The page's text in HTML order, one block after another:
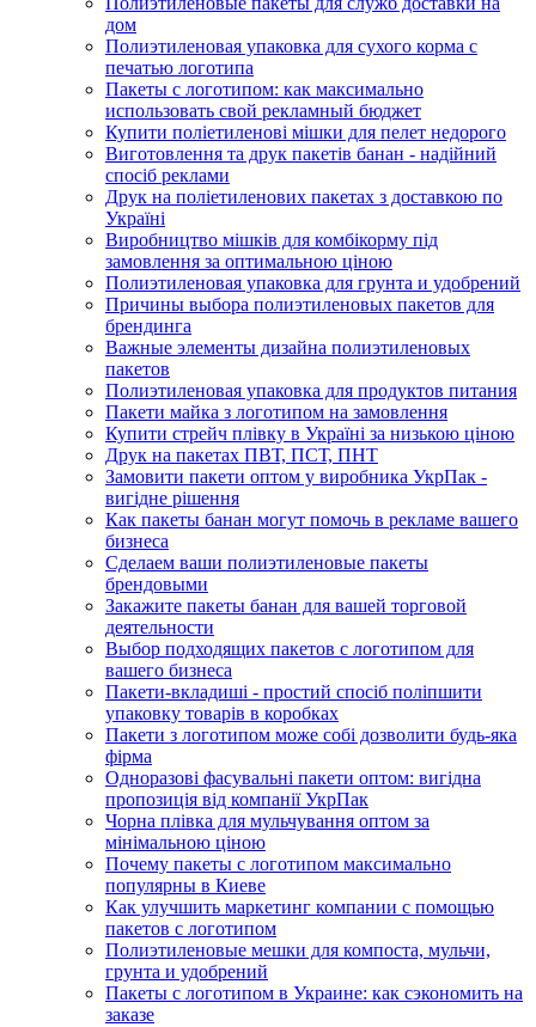
дом
Полиэтиленовая упаковка для сухого корма с
печатью логотипа
Пакеты с логотипом: как максимально
использовать свой рекламный бюджет
Купити поліетиленові мішки для пелет недорого
Виготовлення та друк пакетів банан - надійний
спосіб реклами
Друк на поліетиленових пакетах з доставкою по
Україні
Виробництво мішків для комбікорму під
замовлення за оптимальною ціною
Полиэтиленовая упаковка для грунта и удобрений
Причины выбора полиэтиленовых пакетов для
брендинга
Важные элементы дизайна полиэтиленовых
пакетов
Полиэтиленовая упаковка для продуктов питания
Пакети майка з логотипом на замовлення
Купити стрейч плівку в Україні за низькою ціною
Друк на пакетах ПВТ, ПСТ, ПНТ
Замовити пакети оптом у виробника УкрПак -
вигідне рішення
Как пакеты банан могут помочь в рекламе вашего
бизнеса
Сделаем ваши полиэтиленовые пакеты
брендовыми
Закажите пакеты банан для вашей торговой
деятельности
Выбор подходящих пакетов с логотипом для
вашего бизнеса
Пакети-вкладиші - простий спосіб поліпшити
упаковку товарів в коробках
Пакети з логотипом може собі дозволити будь-яка
фірма
Одноразові фасувальні пакети оптом: вигідна
пропозиція від компанії УкрПак
Чорна плівка для мульчування оптом за
мінімальною ціною
Почему пакеты с логотипом максимально
популярны в Киеве
Как улучшить маркетинг компании с помощью
пакетов с логотипом
Полиэтиленовые мешки для компоста, мульчи,
грунта и удобрений
Пакеты с логотипом в Украине: как сэкономить на
заказе